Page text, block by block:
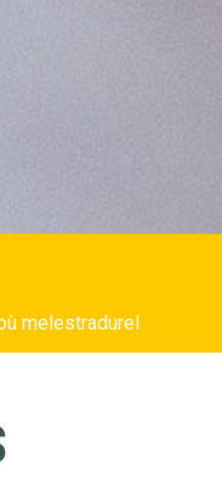
melestradurel